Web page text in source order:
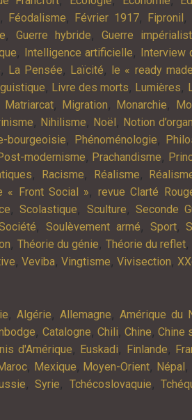
, Féodalisme, Février 1917, Fipronil ,
,Guerre hybride,Guerre
, Intelligence artificielle, Interview
, La Pensée, Laïcité, le « ready
, Livre des morts, Lumières,
Matriarcat, Migration, Monarchie,
, Nihilisme, Noël , Notion
bourgeoisie, Phénoménologie,
modernisme, Prachandisme,
, Racisme, Réalisme,
« Front Social », revue Clarté
,Scolastique, Sculture, Seconde
,Soulèvement armé, Sport,
, Théorie du génie, Théorie du reflet,
, Veviba, Vingtisme, Vivisection,
, Algérie, Allemagne, Amérique du
, Catalogne, Chili, Chine, Chine
d'Amérique, Euskadi, Finlande,
, Mexique, Moyen-Orient, Népal ,
,Syrie, Tchécoslovaquie,